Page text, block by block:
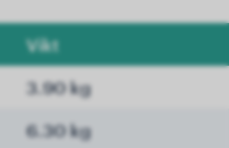
Vikt
3.90 kg
6.30 kg